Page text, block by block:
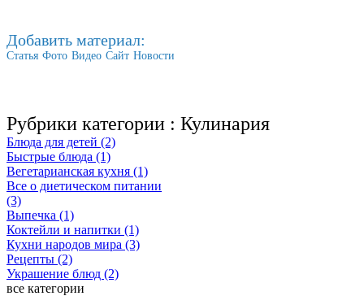
Добавить материал:
Статья Фото Видео Сайт Новости
Рубрики категории : Кулинария
Блюда для детей (2)
Быстрые блюда (1)
Вегетарианская кухня (1)
Все о диетическом питании
(3)
Выпечка (1)
Коктейли и напитки (1)
Кухни народов мира (3)
Рецепты (2)
Украшение блюд (2)
все категории